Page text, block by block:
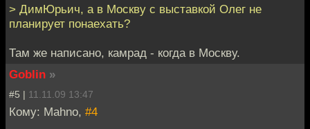
> ДимЮрьич, а в Москву с выставкой Олег не
планирует понаехать?
Там же написано, камрад - когда в Москву.
Goblin »
#5 | 11.11.09 13:47
Кому: Mahno, #4